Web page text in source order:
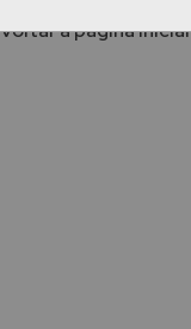
voltar à página inicial